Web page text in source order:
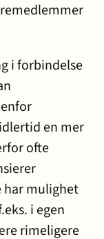
i forbindelse
en mer
ofte
har mulighet
i egen
rimeligere